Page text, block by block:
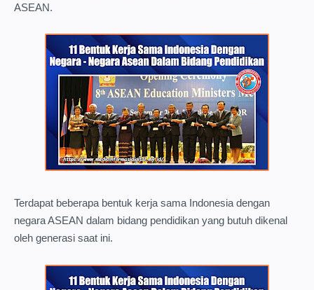
ASEAN.
Terdapat beberapa bentuk kerja sama Indonesia dengan
negara ASEAN dalam bidang pendidikan yang butuh dikenal
oleh generasi saat ini.